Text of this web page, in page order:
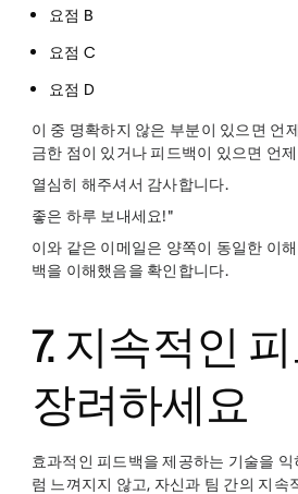
요점 B
요점 C
요점 D
이 중 명확하지 않은 부분이 있으면 언
금한 점이 있거나 피드백이 있으면 언
열심히 해주셔서 감사합니다.
좋은 하루 보내세요!"
이와 같은 이메일은 양쪽이 동일한 이
백을 이해했음을 확인합니다.
7. 지속적인
장려하세요
효과적인 피드백을 제공하는 기술을
럼 느껴지지 않고, 자신과 팀 간의 지속